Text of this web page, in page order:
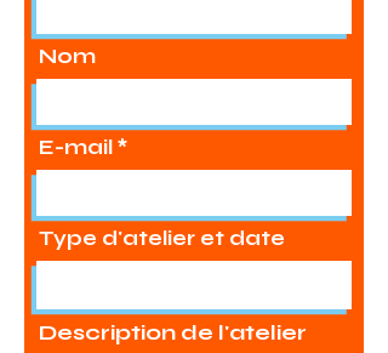
Nom
E-mail
Type d'atelier et date
Description de l'atelier